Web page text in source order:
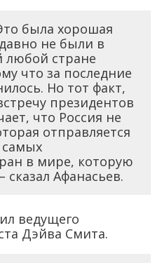
была хорошая
не были в
любой стране
что за последние
Но тот факт,
президентов
что Россия не
отправляется
самых
в мире, которую
сказал Афанасьев.
ведущего
Дэйва Смита.